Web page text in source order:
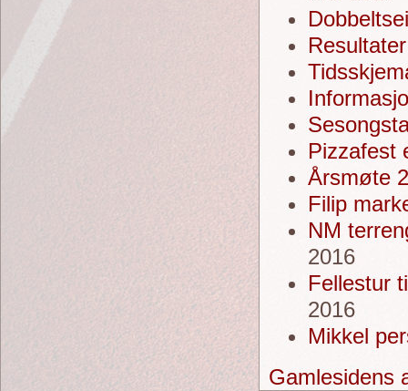
Pizzafest
Årsmøte
Filip
NM
2016
Fellestur
2016
Mikkel
Gamlesidens